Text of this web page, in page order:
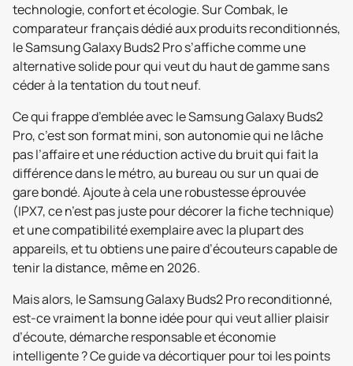
technologie, confort et écologie. Sur Combak, le
comparateur français dédié aux produits reconditionnés,
le Samsung Galaxy Buds2 Pro s’affiche comme une
alternative solide pour qui veut du haut de gamme sans
céder à la tentation du tout neuf.
Ce qui frappe d’emblée avec le Samsung Galaxy Buds2
Pro, c’est son format mini, son autonomie qui ne lâche
pas l’affaire et une réduction active du bruit qui fait la
différence dans le métro, au bureau ou sur un quai de
gare bondé. Ajoute à cela une robustesse éprouvée
(IPX7, ce n’est pas juste pour décorer la fiche technique)
et une compatibilité exemplaire avec la plupart des
appareils, et tu obtiens une paire d’écouteurs capable de
tenir la distance, même en 2026.
Mais alors, le Samsung Galaxy Buds2 Pro reconditionné,
est-ce vraiment la bonne idée pour qui veut allier plaisir
d’écoute, démarche responsable et économie
intelligente ? Ce guide va décortiquer pour toi les points